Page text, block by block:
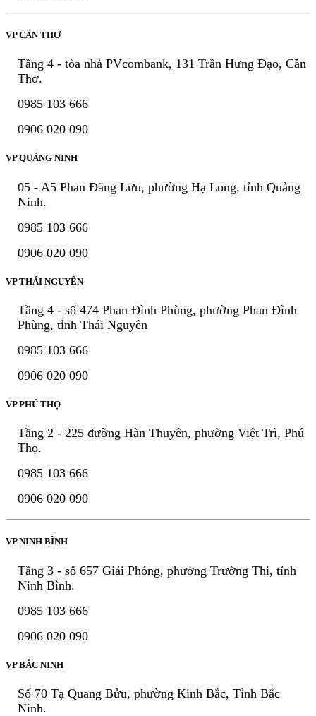
VP CẦN THƠ
Tầng 4 - tòa nhà PVcombank, 131 Trần Hưng Đạo, Cần
Thơ.
0985 103 666
0906 020 090
VP QUẢNG NINH
05 - A5 Phan Đăng Lưu, phường Hạ Long, tỉnh Quảng
Ninh.
0985 103 666
0906 020 090
VP THÁI NGUYÊN
Tầng 4 - số 474 Phan Đình Phùng, phường Phan Đình
Phùng, tỉnh Thái Nguyên
0985 103 666
0906 020 090
VP PHÚ THỌ
Tầng 2 - 225 đường Hàn Thuyên, phường Việt Trì, Phú
Thọ.
0985 103 666
0906 020 090
VP NINH BÌNH
Tầng 3 - số 657 Giải Phóng, phường Trường Thi, tỉnh
Ninh Bình.
0985 103 666
0906 020 090
VP BẮC NINH
Số 70 Tạ Quang Bửu, phường Kinh Bắc, Tỉnh Bắc
Ninh.